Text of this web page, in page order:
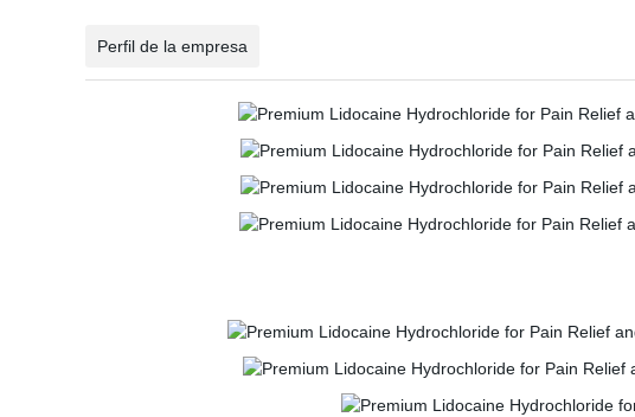
Perfil de la empresa